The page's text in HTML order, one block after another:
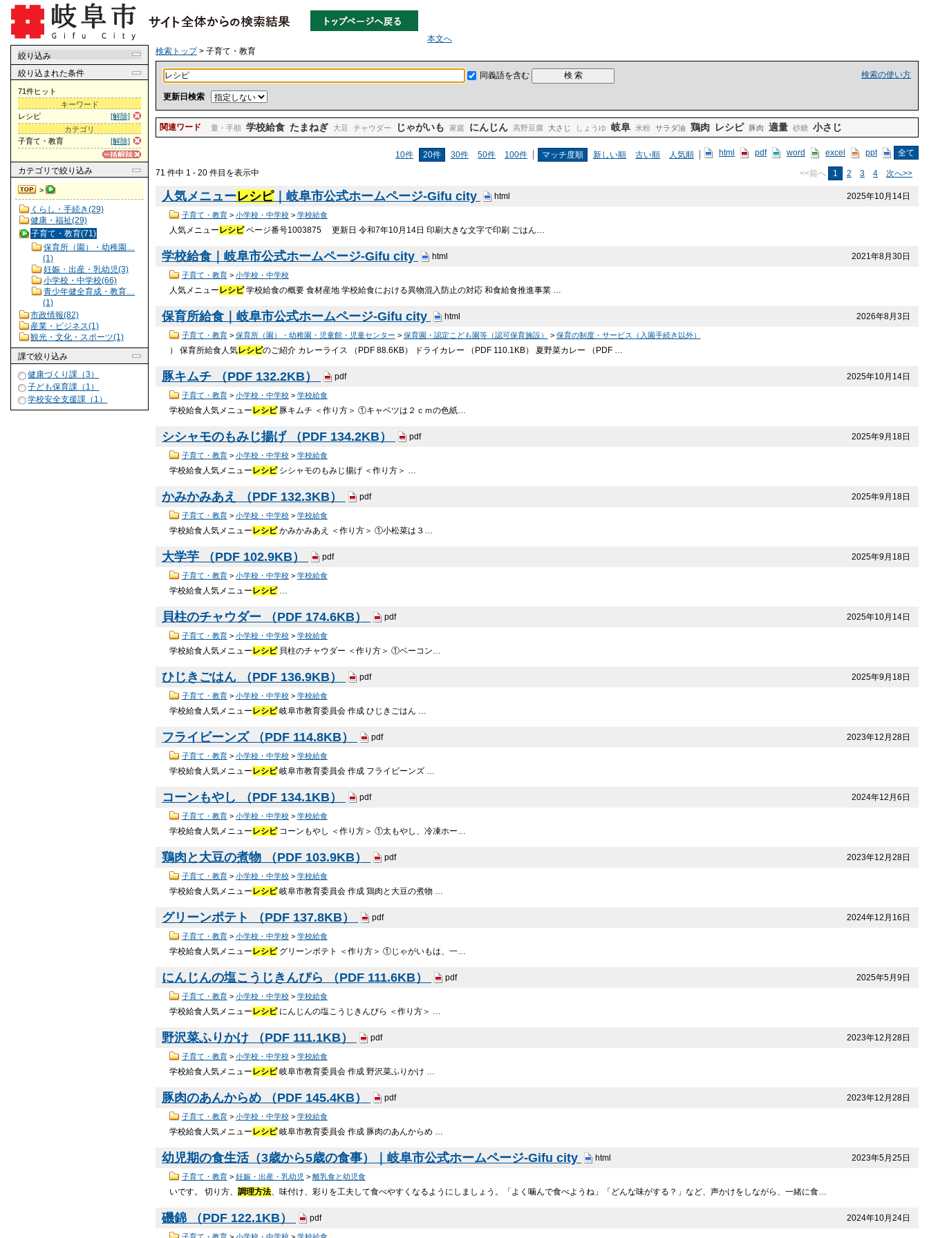
本文へ
絞り込み
絞り込まれた条件
71件ヒット
キーワード
[解除]
レシピ
カテゴリ
[解除]
子育て・教育
カテゴリ で絞り込み
>
くらし・手続き(29)
健康・福祉(29)
子育て・教育(71)
保育所（園）・幼稚園…
(1)
妊娠・出産・乳幼児(3)
小学校・中学校(66)
青少年健全育成・教育…
(1)
市政情報(82)
産業・ビジネス(1)
観光・文化・スポーツ(1)
課で絞り込み
健康づくり課（3）
子ども保育課（1）
学校安全支援課（1）
検索トップ> 子育て・教育
検索の使い方
同義語を含む
更新日検索
関連ワード 量・手順 学校給食 たまねぎ 大豆 チャウダー じゃがいも 家庭 にんじん 高野豆腐 大さじ しょうゆ 岐阜 米粉 サラダ油 鶏肉 レシピ 豚肉 適量 砂糖 小さじ
10件 20件 30件 50件 100件 マッチ度順 新しい順 古い順 人気順 html pdf word excel ppt 全て
71 件中 1 - 20 件目を表示中 <<前へ 1 2 3 4 次へ>>
2025年10月14日
人気メニューレシピ｜岐阜市公式ホームページ-Gifu city html
子育て・教育> 小学校・中学校> 学校給食
人気メニューレシピページ番号1003875 更新日 令和7年10月14日 印刷大きな文字で印刷 ごはん…
2021年8月30日
学校給食｜岐阜市公式ホームページ-Gifu city html
子育て・教育> 小学校・中学校
人気メニューレシピ学校給食の概要 食材産地 学校給食における異物混入防止の対応 和食給食推進事業 …
2026年8月3日
保育所給食｜岐阜市公式ホームページ-Gifu city html
子育て・教育> 保育所（園）・幼稚園・児童館・児童センター > 保育園・認定こども園等（認可保育施設） > 保育の制度・サービス（入園手続き以外）
） 保育所給食人気レシピのご紹介 カレーライス （PDF 88.6KB） ドライカレー （PDF 110.1KB） 夏野菜カレー （PDF …
2025年10月14日
豚キムチ （PDF 132.2KB） pdf
子育て・教育> 小学校・中学校> 学校給食
学校給食人気メニューレシピ豚キムチ ＜作り方＞ ①キャベツは２ｃｍの色紙…
2025年9月18日
シシャモのもみじ揚げ （PDF 134.2KB） pdf
子育て・教育> 小学校・中学校> 学校給食
学校給食人気メニューレシピシシャモのもみじ揚げ ＜作り方＞ …
2025年9月18日
かみかみあえ （PDF 132.3KB） pdf
子育て・教育> 小学校・中学校> 学校給食
学校給食人気メニューレシピかみかみあえ ＜作り方＞ ①小松菜は３…
2025年9月18日
大学芋 （PDF 102.9KB） pdf
子育て・教育> 小学校・中学校> 学校給食
学校給食人気メニューレシピ…
2025年10月14日
貝柱のチャウダー （PDF 174.6KB） pdf
子育て・教育> 小学校・中学校> 学校給食
学校給食人気メニューレシピ貝柱のチャウダー ＜作り方＞ ①ベーコン…
2025年9月18日
ひじきごはん （PDF 136.9KB） pdf
子育て・教育> 小学校・中学校> 学校給食
学校給食人気メニューレシピ岐阜市教育委員会 作成 ひじきごはん …
2023年12月28日
フライビーンズ （PDF 114.8KB） pdf
子育て・教育> 小学校・中学校> 学校給食
学校給食人気メニューレシピ岐阜市教育委員会 作成 フライビーンズ …
2024年12月6日
コーンもやし （PDF 134.1KB） pdf
子育て・教育> 小学校・中学校> 学校給食
学校給食人気メニューレシピコーンもやし ＜作り方＞ ①太もやし、冷凍ホー…
2023年12月28日
鶏肉と大豆の煮物 （PDF 103.9KB） pdf
子育て・教育> 小学校・中学校> 学校給食
学校給食人気メニューレシピ岐阜市教育委員会 作成 鶏肉と大豆の煮物 …
2024年12月16日
グリーンポテト （PDF 137.8KB） pdf
子育て・教育> 小学校・中学校> 学校給食
学校給食人気メニューレシピグリーンポテト ＜作り方＞ ①じゃがいもは、一…
2025年5月9日
にんじんの塩こうじきんぴら （PDF 111.6KB） pdf
子育て・教育> 小学校・中学校> 学校給食
学校給食人気メニューレシピにんじんの塩こうじきんぴら ＜作り方＞ …
2023年12月28日
野沢菜ふりかけ （PDF 111.1KB） pdf
子育て・教育> 小学校・中学校> 学校給食
学校給食人気メニューレシピ岐阜市教育委員会 作成 野沢菜ふりかけ …
2023年12月28日
豚肉のあんからめ （PDF 145.4KB） pdf
子育て・教育> 小学校・中学校> 学校給食
学校給食人気メニューレシピ岐阜市教育委員会 作成 豚肉のあんからめ …
2023年5月25日
幼児期の食生活（3歳から5歳の食事）｜岐阜市公式ホームページ-Gifu city html
子育て・教育> 妊娠・出産・乳幼児 > 離乳食と幼児食
いです。 切り方、調理方法 、味付け、彩りを工夫して食べやすくなるようにしましょう。「よく噛んで食べようね」「どんな味がする？」など、声かけをしながら、一緒に食…
2024年10月24日
磯錦 （PDF 122.1KB） pdf